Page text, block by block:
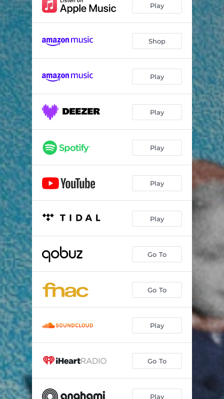
Marechiare --
--
--
Ojos negros --
Fantasia Napoletana
Lacrime del mare --
La Petite Naples, Vol. 2
Play
Shop
Play
Play
Play
Play
Play
Go To
Go To
Play
Go To
Play